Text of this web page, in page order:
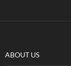
ABOUT US